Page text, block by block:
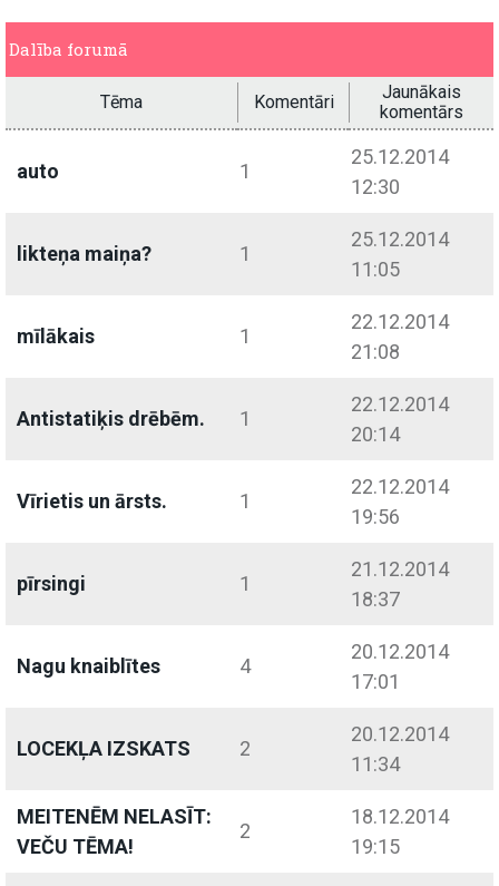
Dalība forumā
Tēma Komentāri
Jaunākais
komentārs
auto 1
25.12.2014
12:30
likteņa maiņa? 1
25.12.2014
11:05
mīlākais 1
22.12.2014
21:08
Antistatiķis drēbēm. 1
22.12.2014
20:14
Vīrietis un ārsts. 1
22.12.2014
19:56
pīrsingi 1
21.12.2014
18:37
Nagu knaiblītes 4
20.12.2014
17:01
LOCEKĻA IZSKATS 2
20.12.2014
11:34
MEITENĒM NELASĪT:
VEČU TĒMA!
2
18.12.2014
19:15